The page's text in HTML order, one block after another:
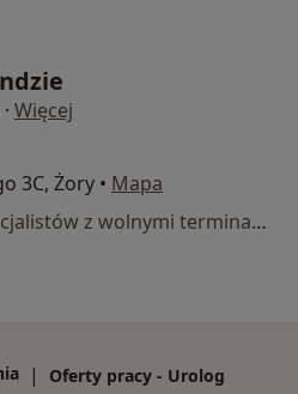
· Więcej
3C, Żory • Mapa
Brak dostępnych specjalistów z wolnymi terminami w tym centrum medycznym.
| Oferty pracy - Urolog